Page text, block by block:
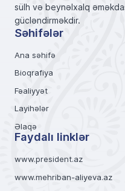
sülh və beynəlxalq
gücləndirməkdir.
Səhifələr
Ana səhifə
Bioqrafiya
Fəaliyyət
Layihələr
Əlaqə
Faydalı linklər
www.president.az
www.mehriban-aliyeva.az